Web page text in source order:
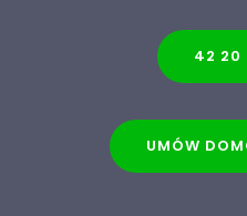
42 20
UMÓW